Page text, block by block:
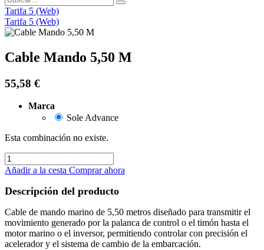
Tarifa 5 (Web)
Tarifa 5 (Web)
Cable Mando 5,50 M
55,58 €
Marca
Sole Advance
Esta combinación no existe.
Añadir a la cesta Comprar ahora
Descripción del producto
Cable de mando marino de 5,50 metros diseñado para transmitir el
movimiento generado por la palanca de control o el timón hasta el
motor marino o el inversor, permitiendo controlar con precisión el
acelerador y el sistema de cambio de la embarcación.